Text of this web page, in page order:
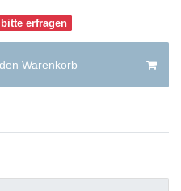
erfragen
Warenkorb